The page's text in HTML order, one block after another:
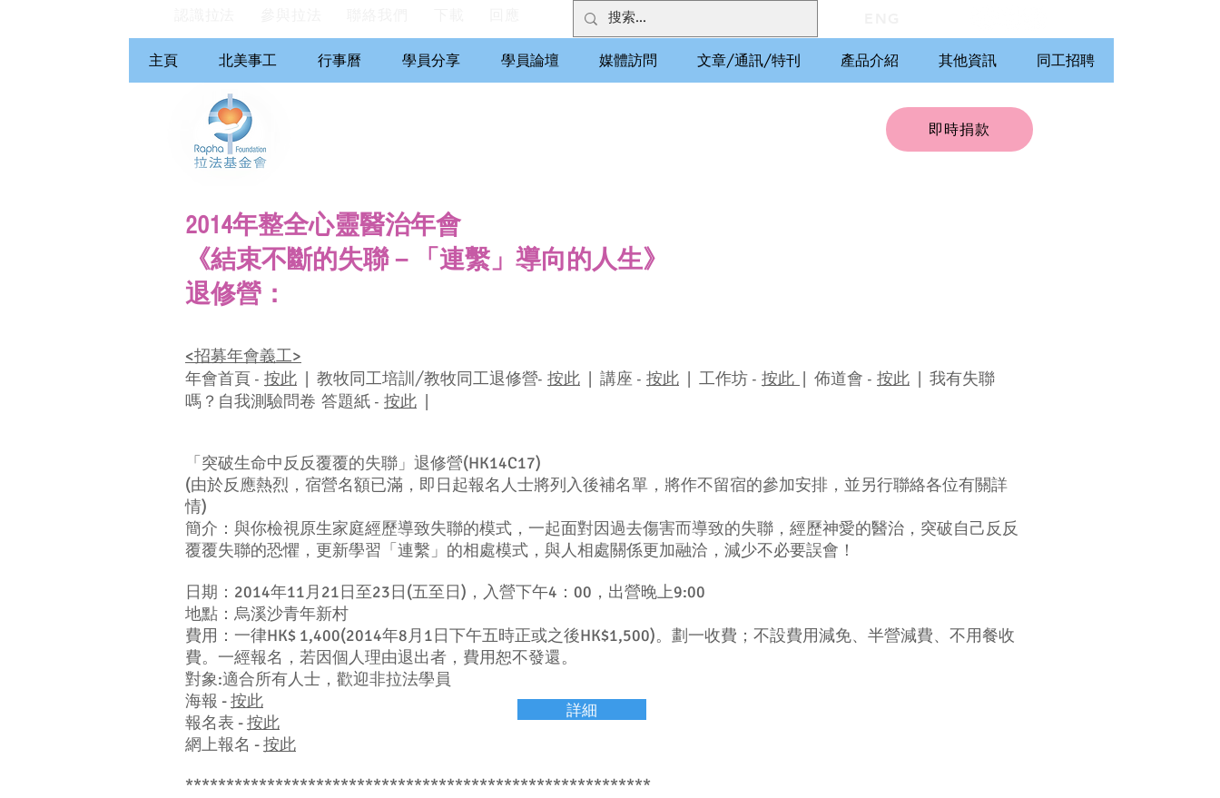
即時捐款
主頁 北美事工 行事曆 學員分享 學員論壇 媒體訪問 文章/通訊/特刊 產品介紹 其他資訊 同工招聘
2014年整全心靈醫治年會
《結束不斷的失聯－「連繫」導向的人生》
退修營：
<招募年會義工>
年會首頁 - 按此 | 教牧同工培訓/教牧同工退修營- 按此 | 講座 - 按此 | 工作坊 - 按此 | 佈道會 - 按此 | 我有失聯
嗎？自我測驗問卷 答題紙 - 按此 |
「突破生命中反反覆覆的失聯」退修營(HK14C17)
(由於反應熱烈，宿營名額已滿，即日起報名人士將列入後補名單，將作不留宿的參加安排，並另行聯絡各位有關詳
情)
簡介：與你檢視原生家庭經歷導致失聯的模式，一起面對因過去傷害而導致的失聯，經歷神愛的醫治，突破自己反反
覆覆失聯的恐懼，更新學習「連繫」的相處模式，與人相處關係更加融洽，減少不必要誤會！
日期：2014年11月21日至23日(五至日)，入營下午4：00，出營晚上9:00
地點：烏溪沙青年新村
費用：一律HK$ 1,400(2014年8月1日下午五時正或之後HK$1,500)。劃一收費；不設費用減免、半營減費、不用餐收
費。一經報名，若因個人理由退出者，費用恕不發還。
對象:適合所有人士，歡迎非拉法學員
海報 -按此
報名表 -按此
網上報名 -按此
*********************************************************
詳細